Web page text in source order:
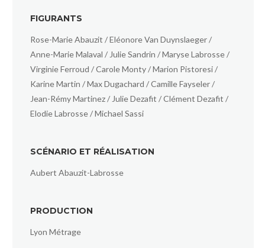
FIGURANTS
Rose-Marie Abauzit / Eléonore Van Duynslaeger /
Anne-Marie Malaval / Julie Sandrin / Maryse Labrosse /
Virginie Ferroud / Carole Monty / Marion Pistoresi /
Karine Martin / Max Dugachard / Camille Fayseler /
Jean-Rémy Martinez / Julie Dezafit / Clément Dezafit /
Elodie Labrosse / Michael Sassi
SCÉNARIO ET RÉALISATION
Aubert Abauzit-Labrosse
PRODUCTION
Lyon Métrage